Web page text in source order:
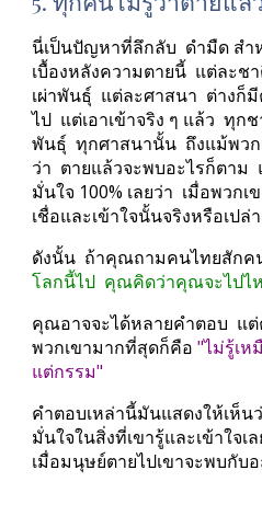
นี่เป็นปัญหาที่ลึกลับ  ดำมืด ส
เบื้องหลังความตายนี้  แต่ละช
เผ่าพันธุ์  แต่ละศาสนา  ต่าง
ไป  แต่เอาเข้าจริง ๆ แล้ว  ทุ
พันธุ์  ทุกศาสนานั้น  ถึงแม้พวก
ว่า  ตายแล้วจะพบอะไรก็ตาม
มั่นใจ 100% เลยว่า  เมื่อพวก
เชื่อและเข้าใจนั้นจริงหรือเปล่า
ดังนั้น  ถ้าคุณถามคนไทยสัก
โลกนี้ไป  คุณคิดว่าคุณจะไปไ
คุณอาจจะได้หลายคำตอบ  แ
พวกเขามากที่สุดก็คือ "ไม่รู้เห
แต่กรรม"
คำตอบเหล่านี้มันแสดงให้เห็น
มั่นใจในสิ่งที่เขารู้และเข้าใจเ
เมื่อมนุษย์ตายไปเขาจะพบกับอ